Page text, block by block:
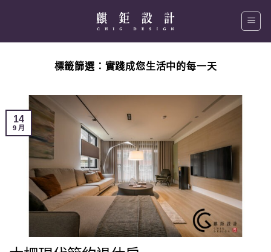
標籤篩選： 實踐成您生活中的每一天
14
9 月